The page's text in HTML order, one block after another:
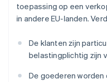
toepassing op een
in andere EU-landen.
De klanten zijn
belastingplichtig zijn
De goederen